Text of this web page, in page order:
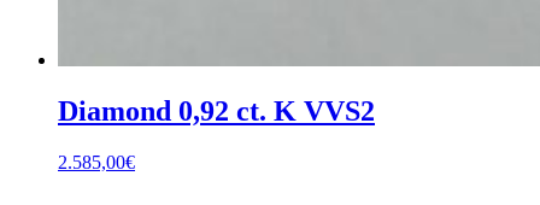
Diamond 0,92 ct. K VVS2
2.585,00€